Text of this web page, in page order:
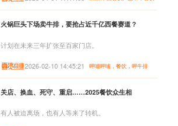
火锅巨头下场卖牛排，要抢占近千亿西餐赛道？
计划在未来三年扩张至百家门店。
2026-02-10 14:45:21 呷哺呷哺，餐饮，呷牛排
关店、换血、死守、重启……2025餐饮众生相
有人被迫离场，也有人等来了转机。